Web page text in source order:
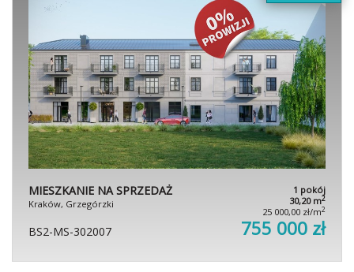
MIESZKANIE NA SPRZEDAŻ
Kraków, Grzegórzki
1 pokój
30,20 m2
25 000,00 zł/m2
BS2-MS-302007 755 000 zł